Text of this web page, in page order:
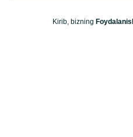
Kirib, bizning